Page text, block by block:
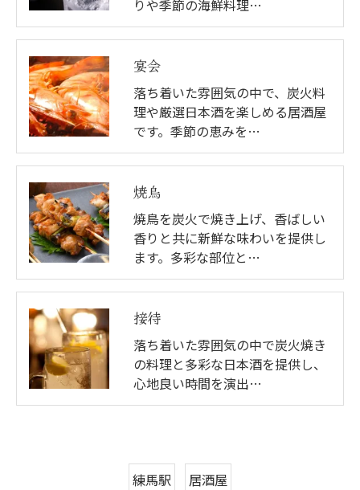
りや季節の海鮮料理…
宴会
落ち着いた雰囲気の中で、炭火料
理や厳選日本酒を楽しめる居酒屋
です。季節の恵みを…
焼鳥
焼鳥を炭火で焼き上げ、香ばしい
香りと共に新鮮な味わいを提供し
ます。多彩な部位と…
接待
落ち着いた雰囲気の中で炭火焼き
の料理と多彩な日本酒を提供し、
心地良い時間を演出…
練馬駅 居酒屋
お問い合わせはこちら